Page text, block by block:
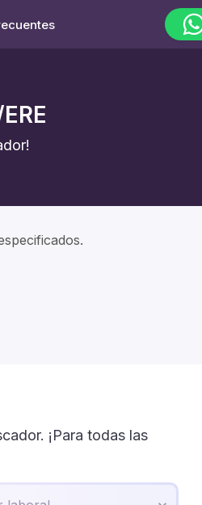
lunes a viernes de 9:00 a 18:00
¡Para todas las